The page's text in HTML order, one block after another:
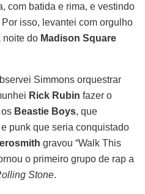
com batida e rima, e vestindo
isso, levantei com orgulho
noite do Madison Square
Simmons orquestrar
Rick Rubin fazer o
Beastie Boys, que
punk que seria conquistado
gravou “Walk This
o primeiro grupo de rap a
Stone.